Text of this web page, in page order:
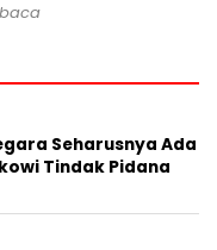
Seharusnya Ada
Tindak Pidana